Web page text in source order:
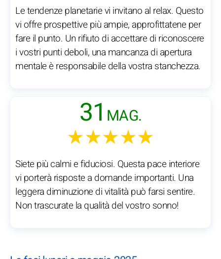
Le tendenze planetarie vi invitano al relax. Questo
vi offre prospettive più ampie, approfittatene per
fare il punto. Un rifiuto di accettare di riconoscere
i vostri punti deboli, una mancanza di apertura
mentale è responsabile della vostra stanchezza.
31 MAG.
★★★★★
Siete più calmi e fiduciosi. Questa pace interiore
vi porterà risposte a domande importanti. Una
leggera diminuzione di vitalità può farsi sentire.
Non trascurate la qualità del vostro sonno!